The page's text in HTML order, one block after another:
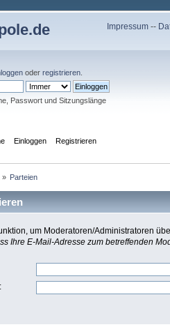
Impressum--
oder registrieren
Passwort und Sitzungslänge
Einloggen Registrieren
» Parteien
um Moderatoren/Administratoren
Ihre E-Mail-Adresse zum betreffenden
: